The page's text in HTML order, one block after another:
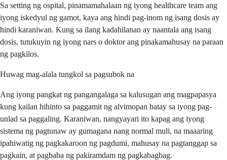
Sa setting ng ospital, pinamamahalaan ng iyong healthcare team ang
iyong iskedyul ng gamot, kaya ang hindi pag-inom ng isang dosis ay
hindi karaniwan. Kung sa ilang kadahilanan ay naantala ang isang
dosis, tutukuyin ng iyong nars o doktor ang pinakamahusay na paraan
ng pagkilos.
Huwag mag-alala tungkol sa pagsubok na
Ang iyong pangkat ng pangangalaga sa kalusugan ang magpapasya
kung kailan hihinto sa paggamit ng alvimopan batay sa iyong pag-
unlad sa paggaling. Karaniwan, nangyayari ito kapag ang iyong
sistema ng pagtunaw ay gumagana nang normal muli, na maaaring
ipahiwatig ng pagkakaroon ng pagdumi, mahusay na pagtanggap sa
pagkain, at pagbaba ng pakiramdam ng pagkabagbag.